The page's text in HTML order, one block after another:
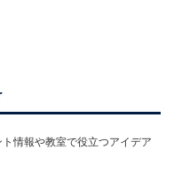
情報や教室で役立つアイデア